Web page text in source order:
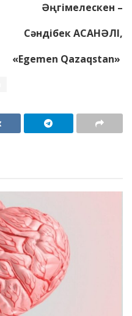
Әңгімелескен –
Сәндібек АСАНӘЛІ,
«Egemen Qazaqstan»